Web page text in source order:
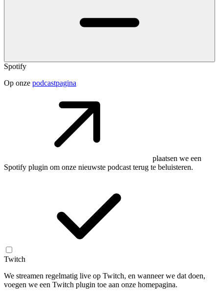
Spotify
Op onze podcastpagina
plaatsen we een
Spotify plugin om onze nieuwste podcast terug te beluisteren.
Twitch
We streamen regelmatig live op Twitch, en wanneer we dat doen,
voegen we een Twitch plugin toe aan onze homepagina.